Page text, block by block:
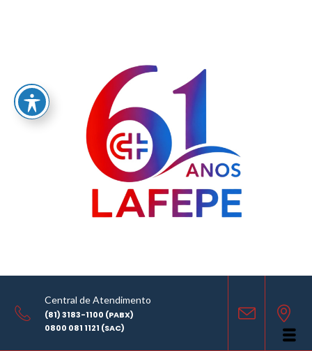
Central de Atendimento
(81) 3183-1100 (PABX)
0800 081 1121 (SAC)
LABORATÓRIO FARMACÊUTICO DO ESTADO DE PERNAMBUCO
GOVERNADOR MIGUEL ARRAES - LAFEPE AVISO DE COTAÇÃO Nº0150/2022
COMPARTILHE
LABORATÓRIO